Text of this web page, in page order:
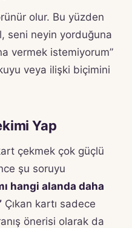
olur. Bu yüzden
seni neyin yorduğuna
vermek istemiyorum”
veya ilişki biçimini
Yap
çekmek çok güçlü
şu soruyu
hangi alanda daha
Çıkan kartı sadece
önerisi olarak da